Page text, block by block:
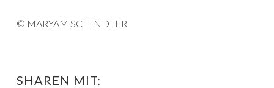
© MARYAM SCHINDLER
SHAREN MIT: